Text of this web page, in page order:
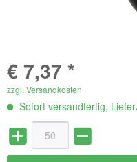
€ 7,37 *
zzgl. Versandkosten
Sofort versandfertig,